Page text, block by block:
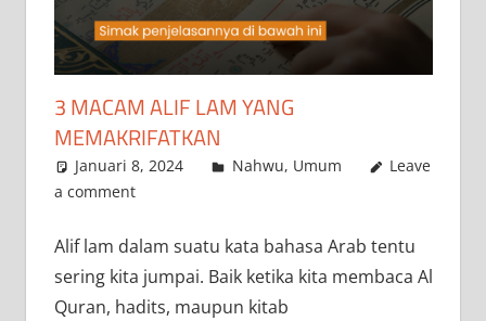
3 MACAM ALIF LAM YANG
MEMAKRIFATKAN
Januari 8, 2024 a.siddik
Nahwu, Umum
Leave
a comment
Alif lam dalam suatu kata bahasa Arab tentu
sering kita jumpai. Baik ketika kita membaca Al
Quran, hadits, maupun kitab